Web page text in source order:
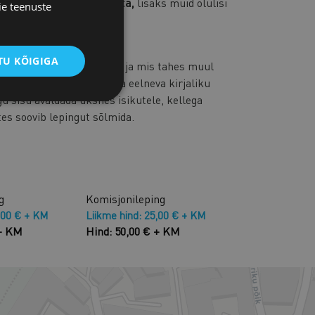
levitamine ja mis tahes muul
Kaubandus-Tööstuskoja eelneva kirjaliku
sisu avaldada üksnes isikutele, kellega
soovib lepingut sõlmida.
€ + KM
KM
Komisjonileping
Liikme hind: 25,00 € + KM
Hind: 50,00 € + KM
teenuste
KÕIGIGA